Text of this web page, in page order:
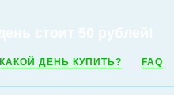
КАКОЙ ДЕНЬ КУПИТЬ? FAQ